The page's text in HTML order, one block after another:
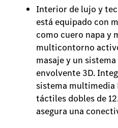
Interior de lujo y
está equipado con
como cuero napa y
multicontorno
masaje y un
envolvente 3D.
sistema multimedia
táctiles dobles de
asegura una